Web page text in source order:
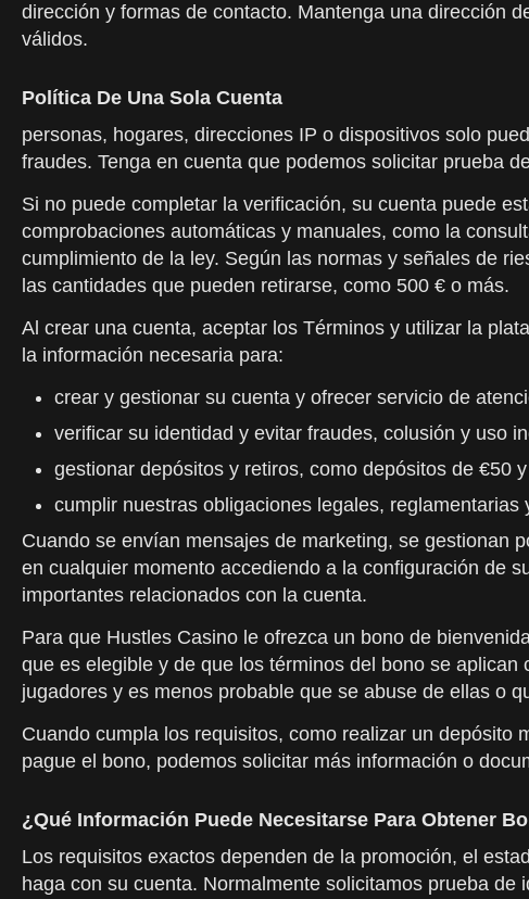
dirección y formas de contacto. Mantenga una dirección
válidos.
Política De Una Sola Cuenta
personas, hogares, direcciones IP o dispositivos solo
fraudes. Tenga en cuenta que podemos solicitar prueba
Si no puede completar la verificación, su cuenta puede
comprobaciones automáticas y manuales, como la
cumplimiento de la ley. Según las normas y señales de
las cantidades que pueden retirarse, como 500 € o más.
Al crear una cuenta, aceptar los Términos y utilizar la
la información necesaria para:
crear y gestionar su cuenta y ofrecer servicio de
verificar su identidad y evitar fraudes, colusión y uso
gestionar depósitos y retiros, como depósitos de €50
cumplir nuestras obligaciones legales, reglamentarias
Cuando se envían mensajes de marketing, se gestionan
en cualquier momento accediendo a la configuración de
importantes relacionados con la cuenta.
Para que Hustles Casino le ofrezca un bono de
que es elegible y de que los términos del bono se
jugadores y es menos probable que se abuse de ellas o
Cuando cumpla los requisitos, como realizar un depósito
pague el bono, podemos solicitar más información o
¿Qué Información Puede Necesitarse Para Obtener
Los requisitos exactos dependen de la promoción, el
haga con su cuenta. Normalmente solicitamos prueba